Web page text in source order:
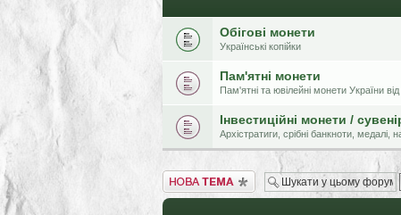
Обігові монети
Українські копійки
Пам'ятні монети
Пам'ятні та ювілейні монети України
Інвестиційні монети /
Архістратиги, срібні банкноти,
Створити нову тему